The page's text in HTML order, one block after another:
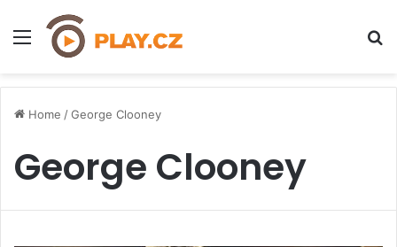
Menu
Home /George Clooney
George Clooney